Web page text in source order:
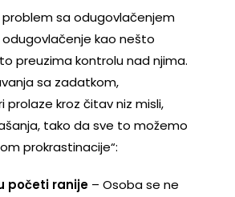
problem sa odugovlačenjem
kao nešto
preuzima kontrolu nad njima.
sa zadatkom,
prolaze kroz čitav niz misli,
tako da sve to možemo
prokrastinacije“:
početi ranije – Osoba se ne